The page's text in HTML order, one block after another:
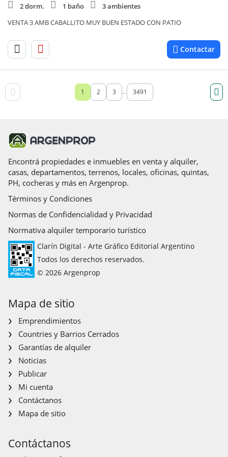
2 dorm.
1 baño
3 ambientes
VENTA 3 AMB CABALLITO MUY BUEN ESTADO CON PATIO
Contactar
1 2 3 ... 3491
Encontrá propiedades e inmuebles en venta y alquiler,
casas, departamentos, terrenos, locales, oficinas, quintas,
PH, cocheras y más en Argenprop.
Términos y Condiciones
Normas de Confidencialidad y Privacidad
Normativa alquiler temporario turístico
Clarín Digital - Arte Gráfico Editorial Argentino
Todos los derechos reservados.
© 2026 Argenprop
Mapa de sitio
Emprendimientos
Countries y Barrios Cerrados
Garantías de alquiler
Noticias
Publicar
Mi cuenta
Contáctanos
Mapa de sitio
Contáctanos